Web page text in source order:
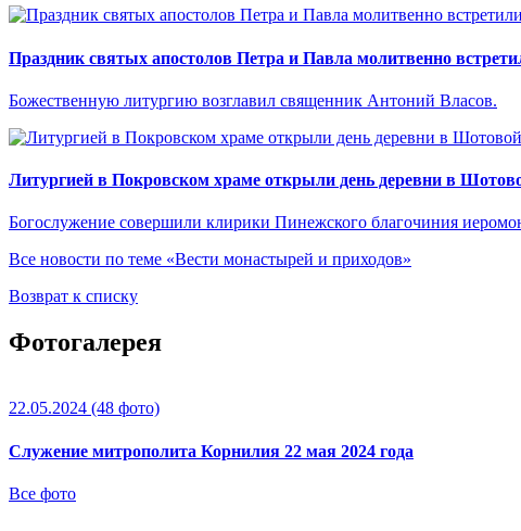
Праздник святых апостолов Петра и Павла молитвенно
Божественную литургию возглавил священник Антоний Власов.
Литургией в Покровском храме открыли день деревни в
Богослужение совершили клирики Пинежского благочиния
Все новости по теме «Вести монастырей и приходов»
Возврат к списку
Фотогалерея
22.05.2024 (48 фото)
Служение митрополита Корнилия 22 мая 2024 года
Все фото